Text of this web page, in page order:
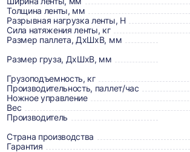
Толщина ленты, мм
Разрывная нагрузка ленты, Н
Сила натяжения ленты, кг
Размер паллета, ДхШхВ, мм
Размер груза, ДхШхВ, мм
Грузоподъемность, кг
Производительность, паллет/час
Ножное управление
Вес
Производитель
Страна производства
Гарантия